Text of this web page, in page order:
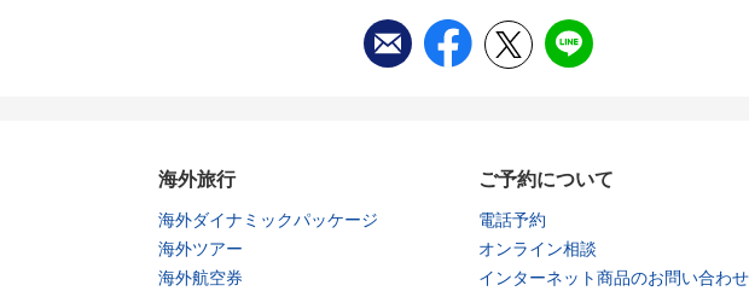
海外旅行
海外ダイナミックパッケージ
海外ツアー
海外航空券
ご予約について
電話予約
オンライン相談
インターネット商品のお問い合わせ